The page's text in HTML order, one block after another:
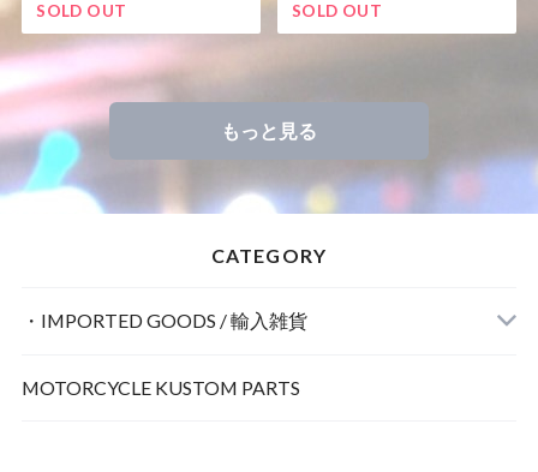
SOLD OUT SOLD OUT
もっと見る
CATEGORY
・IMPORTED GOODS / 輸入雑貨
MOTORCYCLE KUSTOM PARTS